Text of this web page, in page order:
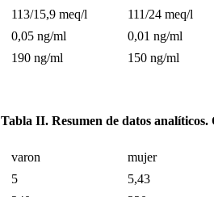
113/15,9 meq/l
111/24 meq/l
0,05 ng/ml
0,01 ng/ml
190 ng/ml 150 ng/ml
Tabla II. Resumen de datos analíticos.
varon
mujer
5
5,43